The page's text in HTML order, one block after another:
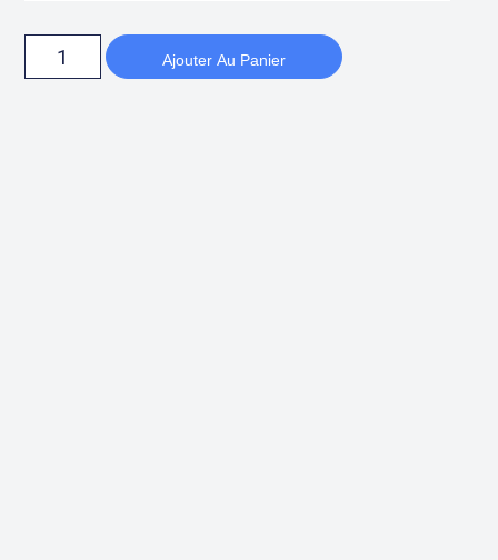
Ajouter Au Panier